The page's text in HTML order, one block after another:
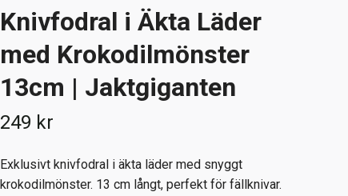
Knivfodral i Äkta Läder
med Krokodilmönster
13cm | Jaktgiganten
249 kr
Exklusivt knivfodral i äkta läder med snyggt
krokodilmönster. 13 cm långt, perfekt för fällknivar.